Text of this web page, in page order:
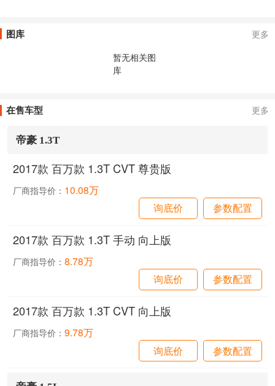
图库
更多
暂无相关图
库
在售车型 更多
帝豪 1.3T
2017款 百万款 1.3T CVT 尊贵版
厂商指导价： 10.08万
询底价
参数配置
2017款 百万款 1.3T 手动 向上版
厂商指导价：8.78万
询底价
参数配置
2017款 百万款 1.3T CVT 向上版
厂商指导价：9.78万
询底价
参数配置